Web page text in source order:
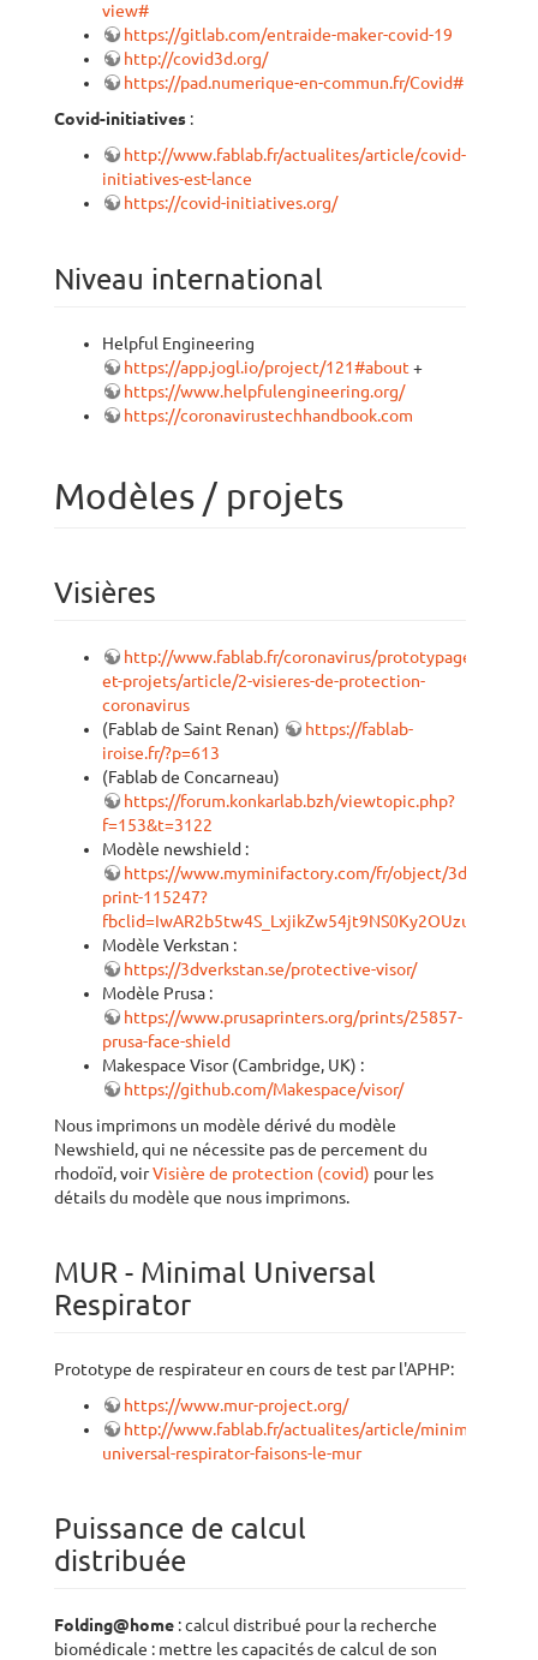
view#
https://gitlab.com/entraide-maker-covid-19
http://covid3d.org/
https://pad.numerique-en-commun.fr/Covid#
Covid-initiatives :
http://www.fablab.fr/actualites/article/covid-
initiatives-est-lance
https://covid-initiatives.org/
Niveau international
Helpful Engineering
https://app.jogl.io/project/121#about +
https://www.helpfulengineering.org/
https://coronavirustechhandbook.com
Modèles / projets
Visières
http://www.fablab.fr/coronavirus/prototypage-
et-projets/article/2-visieres-de-protection-
coronavirus
(Fablab de Saint Renan)
https://fablab-
iroise.fr/?p=613
(Fablab de Concarneau)
https://forum.konkarlab.bzh/viewtopic.php?
f=153&t=3122
Modèle newshield :
https://www.myminifactory.com/fr/object/3d-
print-115247?
Modèle Verkstan :
https://3dverkstan.se/protective-visor/
Modèle Prusa :
https://www.prusaprinters.org/prints/25857-
prusa-face-shield
Makespace Visor (Cambridge, UK) :
https://github.com/Makespace/visor/
Nous imprimons un modèle dérivé du modèle
Newshield, qui ne nécessite pas de percement du
rhodoïd, voirVisière de protection (covid) pour les
détails du modèle que nous imprimons.
MUR - Minimal Universal
Respirator
Prototype de respirateur en cours de test par l'APHP:
https://www.mur-project.org/
http://www.fablab.fr/actualites/article/minimal-
universal-respirator-faisons-le-mur
Puissance de calcul
distribuée
Folding@home : calcul distribué pour la recherche
biomédicale : mettre les capacités de calcul de son